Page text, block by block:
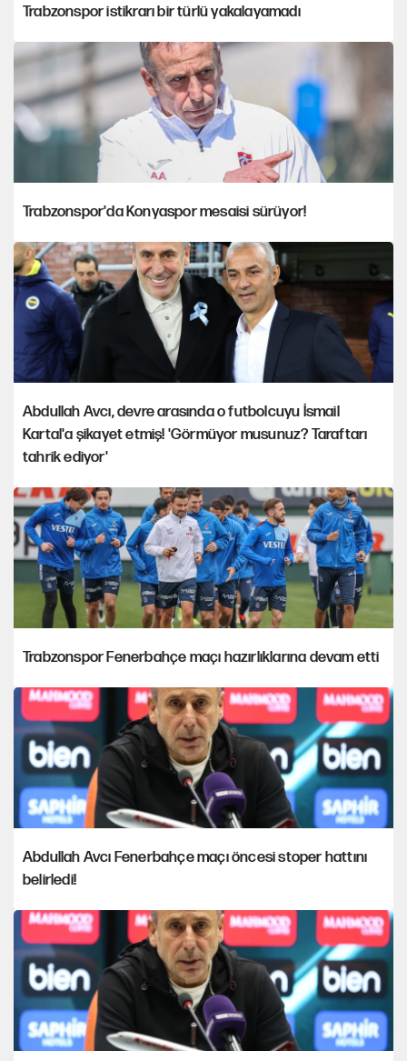
Trabzonspor istikrarı bir türlü yakalayamadı
Trabzonspor'da Konyaspor mesaisi sürüyor!
Abdullah Avcı, devre arasında o futbolcuyu İsmail
Kartal'a şikayet etmiş! 'Görmüyor musunuz? Taraftarı
tahrik ediyor'
Trabzonspor Fenerbahçe maçı hazırlıklarına devam etti
Abdullah Avcı Fenerbahçe maçı öncesi stoper hattını
belirledi!